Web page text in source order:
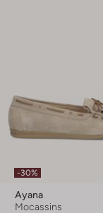
-30%
Ayana
Mocassins